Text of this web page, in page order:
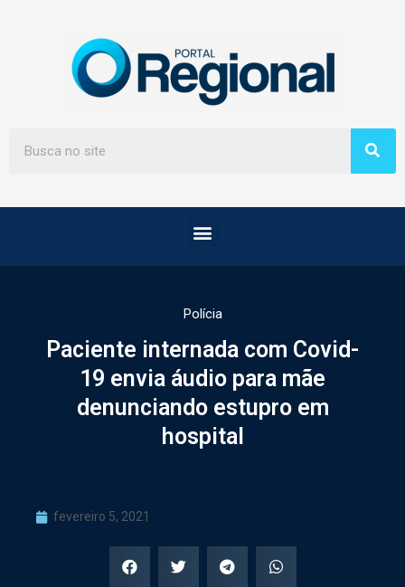
Polícia
Paciente internada com Covid-
19 envia áudio para mãe
denunciando estupro em
hospital
fevereiro 5, 2021